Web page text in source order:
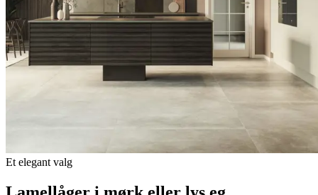
Et elegant valg